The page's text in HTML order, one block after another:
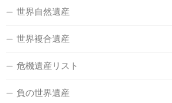
世界自然遺産
世界複合遺産
危機遺産リスト
負の世界遺産